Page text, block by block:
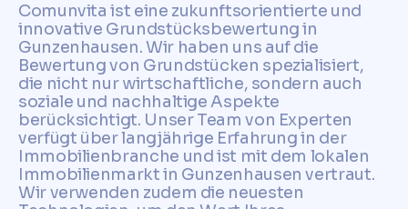
Comunvita ist eine zukunftsorientierte und
innovative Grundstücksbewertung in
Gunzenhausen. Wir haben uns auf die
Bewertung von Grundstücken spezialisiert,
die nicht nur wirtschaftliche, sondern auch
soziale und nachhaltige Aspekte
berücksichtigt. Unser Team von Experten
verfügt über langjährige Erfahrung in der
Immobilienbranche und ist mit dem lokalen
Immobilienmarkt in Gunzenhausen vertraut.
Wir verwenden zudem die neuesten